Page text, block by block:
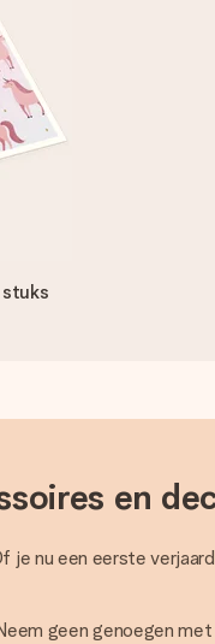
en
je nu een eerste
geen genoegen